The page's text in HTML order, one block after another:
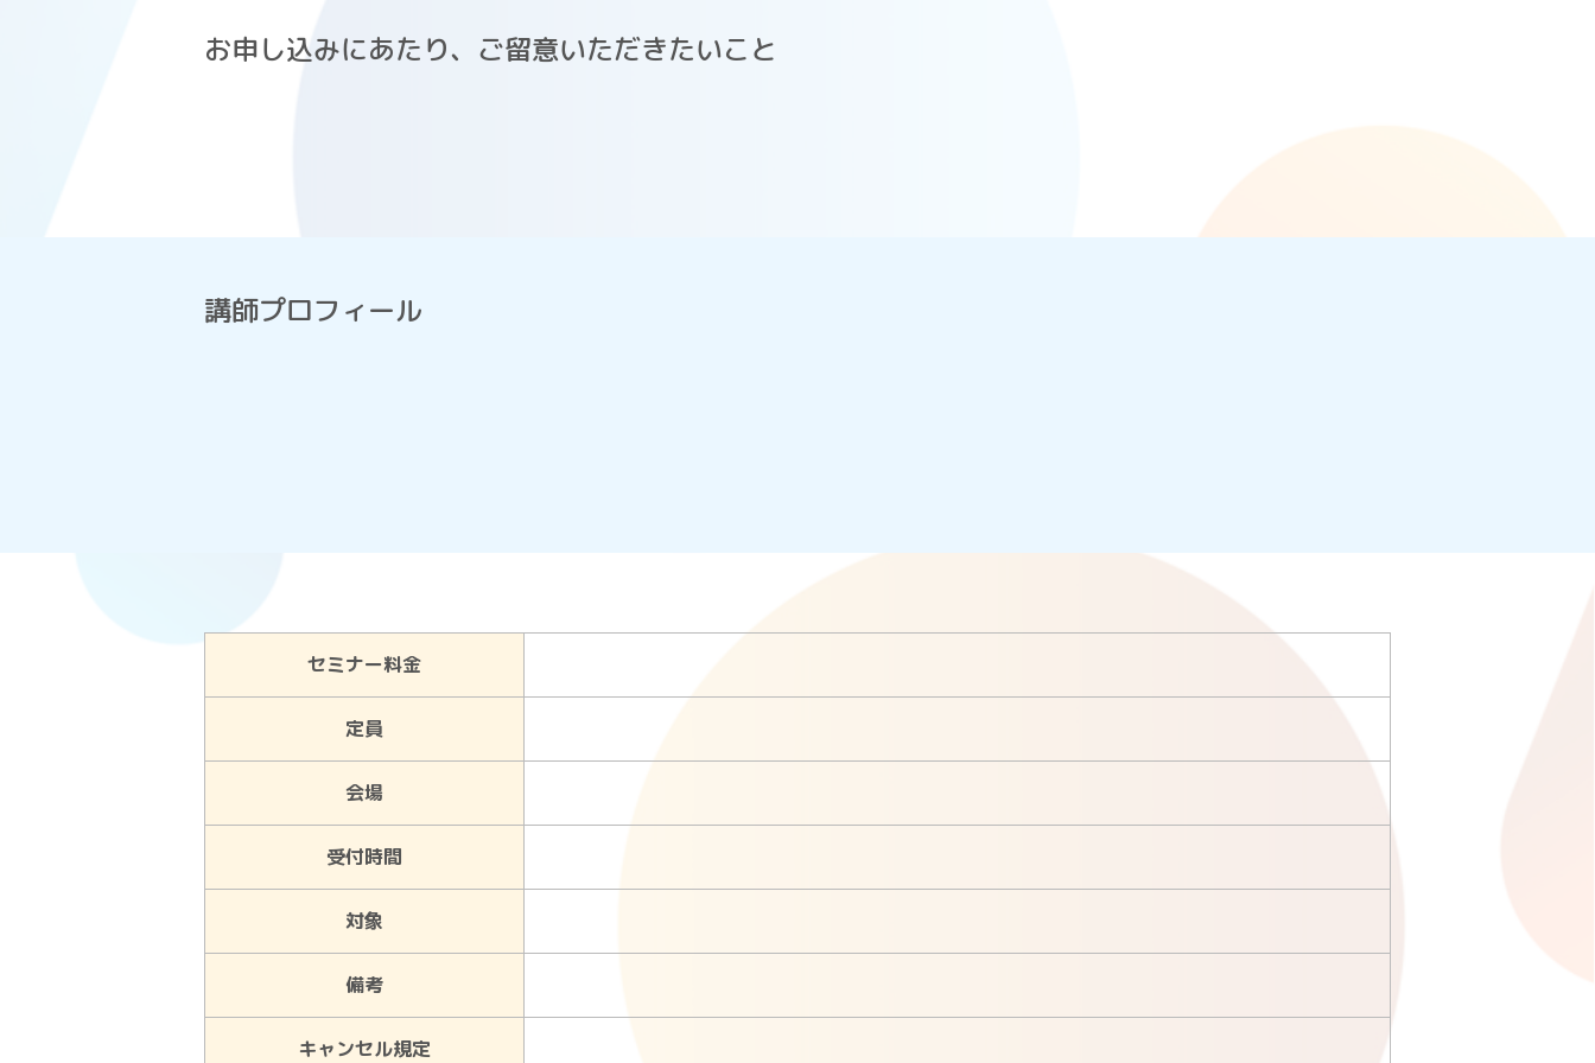
お申し込みにあたり、ご留意いただきたいこと
講師プロフィール
セミナー料金
定員
会場
受付時間
対象
備考
キャンセル規定